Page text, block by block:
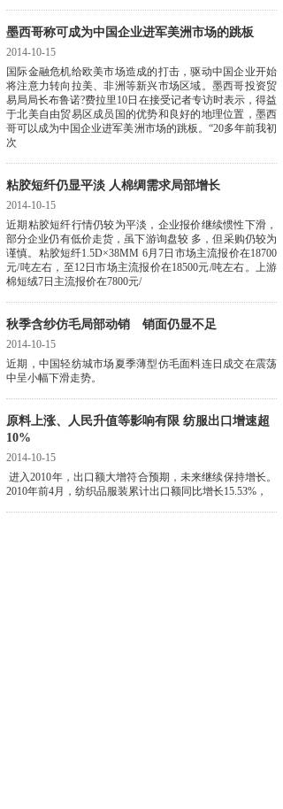
墨西哥称可成为中国企业进军美洲市场的跳板
2014-10-15
国际金融危机给欧美市场造成的打击，驱动中国企业开始
将注意力转向拉美、非洲等新兴市场区域。墨西哥投资贸
易局局长布鲁诺?费拉里10日在接受记者专访时表示，得益
于北美自由贸易区成员国的优势和良好的地理位置，墨西
哥可以成为中国企业进军美洲市场的跳板。“20多年前我初
次
粘胶短纤仍显平淡 人棉绸需求局部增长
2014-10-15
近期粘胶短纤行情仍较为平淡，企业报价继续惯性下滑，
部分企业仍有低价走货，虽下游询盘较 多，但采购仍较为
谨慎。粘胶短纤1.5D×38MM 6月7日市场主流报价在18700
元/吨左右，至12日市场主流报价在18500元/吨左右。上游
棉短绒7日主流报价在7800元/
秋季含纱仿毛局部动销 销面仍显不足
2014-10-15
近期，中国轻纺城市场夏季薄型仿毛面料连日成交在震荡
中呈小幅下滑走势。
原料上涨、人民升值等影响有限 纺服出口增速超
10%
2014-10-15
进入2010年，出口额大增符合预期，未来继续保持增长。
2010年前4月，纺织品服装累计出口额同比增长15.53%，